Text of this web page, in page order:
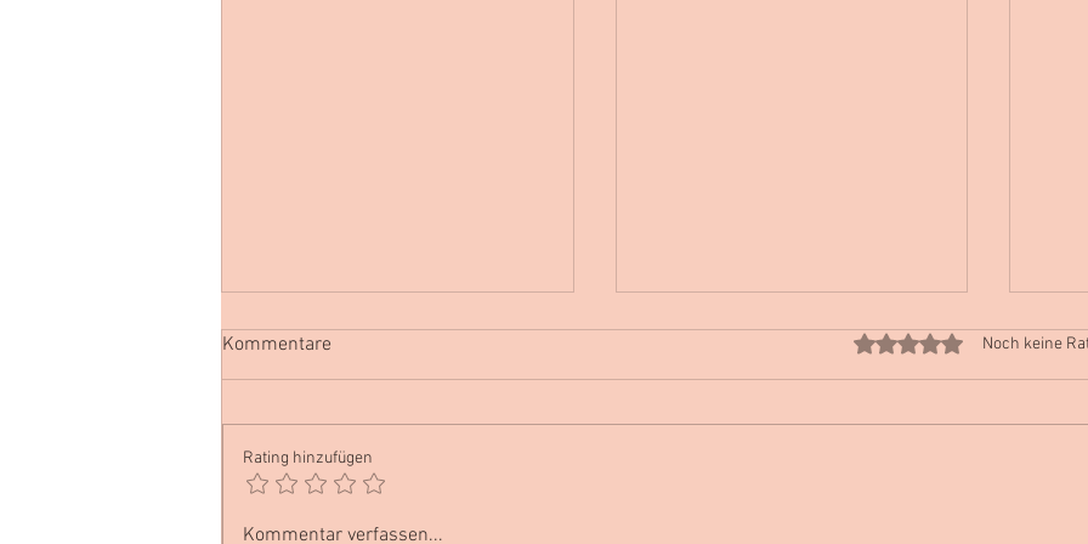
Essen für deinen Zyklus: Wie
Kommentare Mit 0 von 5 Sternen
Noch keine
Rating hinzufügen
Kommentar verfassen...